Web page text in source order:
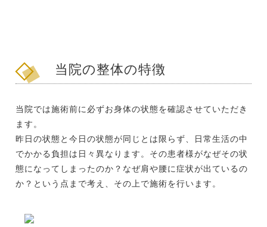
当院の整体の特徴
当院では施術前に必ずお身体の状態を確認させていただき
ます。
昨日の状態と今日の状態が同じとは限らず、日常生活の中
でかかる負担は日々異なります。その患者様がなぜその状
態になってしまったのか？なぜ肩や腰に症状が出ているの
か？という点まで考え、その上で施術を行います。